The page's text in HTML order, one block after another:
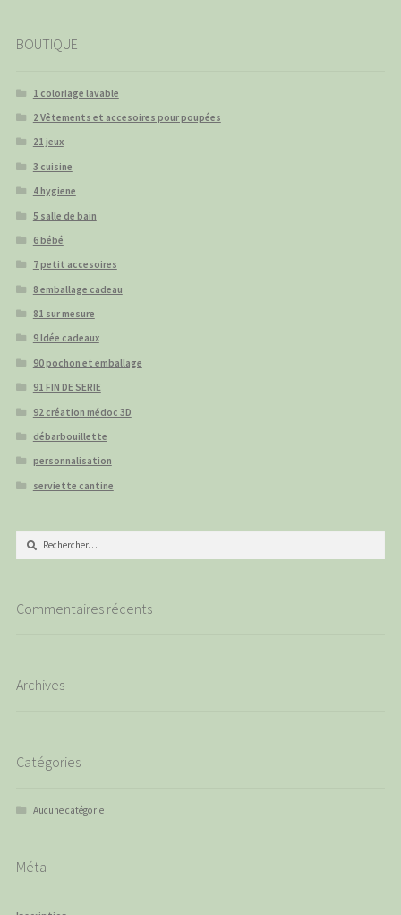
BOUTIQUE
1 coloriage lavable
2 Vêtements et accesoires pour poupées
21 jeux
3 cuisine
4 hygiene
5 salle de bain
6 bébé
7 petit accesoires
8 emballage cadeau
81 sur mesure
9 Idée cadeaux
90 pochon et emballage
91 FIN DE SERIE
92 création médoc 3D
débarbouillette
personnalisation
serviette cantine
Rechercher :
Commentaires récents
Archives
Catégories
Aucune catégorie
Méta